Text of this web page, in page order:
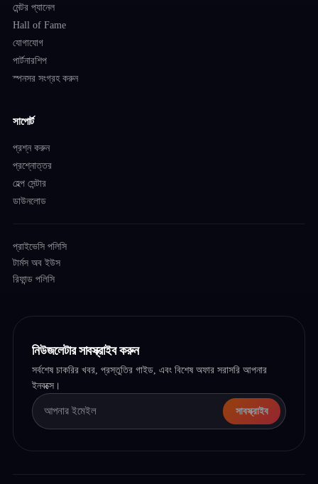
মেন্টর প্যানেল
Hall of Fame
যোগাযোগ
পার্টনারশিপ
স্পনসর সংগ্রহ করুন
সাপোর্ট
প্রশ্ন করুন
প্রশ্নোত্তর
হেল্প সেন্টার
ডাউনলোড
প্রাইভেসি পলিসি
টার্মস অব ইউস
রিফান্ড পলিসি
নিউজলেটার সাবস্ক্রাইব করুন
সর্বশেষ চাকরির খবর, প্রস্তুতির গাইড, এবং বিশেষ অফার সরাসরি আপনার
ইনবক্সে।
সাবস্ক্রাইব